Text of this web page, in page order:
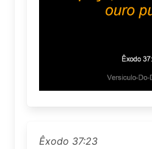
Êxodo 37:23